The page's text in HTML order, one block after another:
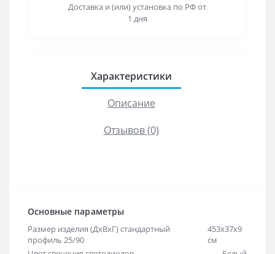
Доставка и (или) установка по РФ от
1 дня
Характеристики
Описание
Отзывов (0)
Основные параметры
Размер изделия (ДхВхГ) стандартный
профиль 25/90
453х37х9
см